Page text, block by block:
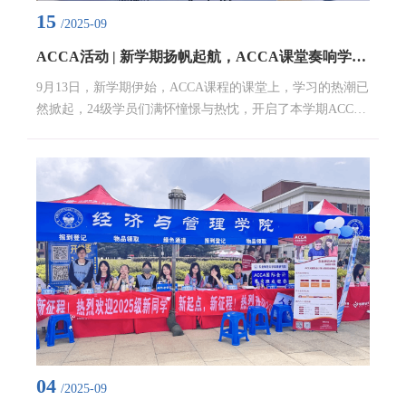
15 /2025-09
ACCA活动 | 新学期扬帆起航，ACCA课堂奏响学习新乐章
9月13日，新学期伊始，ACCA课程的课堂上，学习的热潮已
然掀起，24级学员们满怀憧憬与热忱，开启了本学期ACCA
备。开课首日，ACCA方向班的专业教师车崧老师为学员们
带来了别开生面的第一课。车崧老师先是回顾了ACCA的核
心价值与全球影响力，强调其在培养国际化财会人才方面的
独特优势，接着深入浅出地讲解了课程体系与学习方法，...
04 /2025-09